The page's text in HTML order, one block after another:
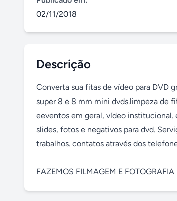
02/11/2018
Descrição
Converta sua fitas de vídeo para DVD
super 8 e 8 mm mini dvds.limpeza de
eeventos em geral, vídeo institucional.
slides, fotos e negativos para dvd.
trabalhos. contatos através dos
FAZEMOS FILMAGEM E FOTOGRAFIA